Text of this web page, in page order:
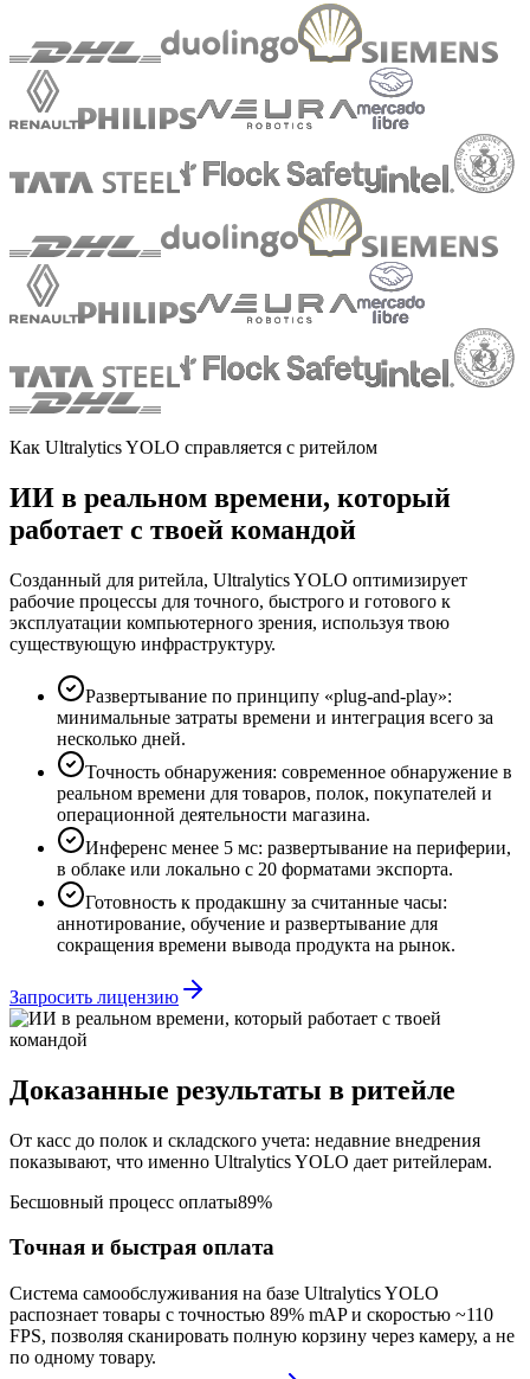
Как Ultralytics YOLO справляется с ритейлом
ИИ в реальном времени, который
работает с твоей командой
Созданный для ритейла, Ultralytics YOLO оптимизирует
рабочие процессы для точного, быстрого и готового к
эксплуатации компьютерного зрения, используя твою
существующую инфраструктуру.
Развертывание по принципу «plug-and-play»:
минимальные затраты времени и интеграция всего за
несколько дней.
Точность обнаружения: современное обнаружение в
реальном времени для товаров, полок, покупателей и
операционной деятельности магазина.
Инференс менее 5 мс: развертывание на периферии,
в облаке или локально с 20 форматами экспорта.
Готовность к продакшну за считанные часы:
аннотирование, обучение и развертывание для
сокращения времени вывода продукта на рынок.
Запросить лицензию
Доказанные результаты в ритейле
От касс до полок и складского учета: недавние внедрения
показывают, что именно Ultralytics YOLO дает ритейлерам.
Бесшовный процесс оплаты89%
Точная и быстрая оплата
Система самообслуживания на базе Ultralytics YOLO
распознает товары с точностью 89% mAP и скоростью ~110
FPS, позволяя сканировать полную корзину через камеру, а не
по одному товару.